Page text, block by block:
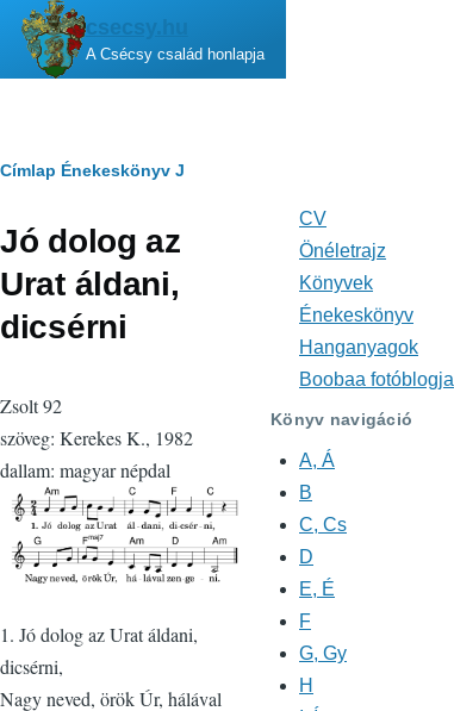
Ugrás a tartalomra
csecsy.hu
A Csécsy család honlapja
Morzsa
Címlap Énekeskönyv J
Jó dolog az
Urat áldani,
dicsérni
Zsolt 92
szöveg: Kerekes K., 1982
dallam: magyar népdal
1. Jó dolog az Urat áldani,
dicsérni,
Nagy neved, örök Úr, hálával
navigáció
CV
Önéletrajz
Könyvek
Énekeskönyv
Hanganyagok
Boobaa fotóblogja
Könyv navigáció
A, Á
B
C, Cs
D
E, É
F
G, Gy
H